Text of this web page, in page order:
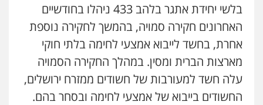
פלילי צבאי מעצרים וחקירות
0547342002
עו"ד אלון קריטי
פלילי כלכלי אלימות סמים מעצרים
0525544654
בלשי יחידת אתגר בלהב 433 ניהלו בחודשיים
האחרונים חקירה סמויה, בהמשך לחקירה נוספת
אחרת, בחשד לייבוא אמצעי לחימה בלתי חוקי
מארצות הברית ומסין. במהלך החקירה הסמויה
עלה חשד למעורבות של חשודים ממזרח ירושלים,
החשודים בייבוא של אמצעי לחימה ובסחר בהם.